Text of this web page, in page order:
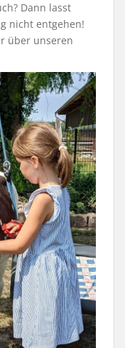
Dann lasst
nicht entgehen!
über unseren